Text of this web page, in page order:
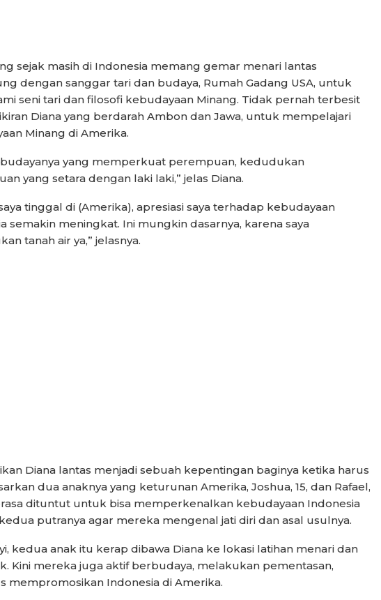
sejak masih di Indonesia memang gemar menari lantas
dengan sanggar tari dan budaya, Rumah Gadang USA, untuk
seni tari dan filosofi kebudayaan Minang. Tidak pernah terbesit
Diana yang berdarah Ambon dan Jawa, untuk mempelajari
Minang di Amerika.
budayanya yang memperkuat perempuan, kedudukan
yang setara dengan laki laki,” jelas Diana.
tinggal di (Amerika), apresiasi saya terhadap kebudayaan
semakin meningkat. Ini mungkin dasarnya, karena saya
tanah air ya,” jelasnya.
Diana lantas menjadi sebuah kepentingan baginya ketika harus
dua anaknya yang keturunan Amerika, Joshua, 15, dan Rafael,
dituntut untuk bisa memperkenalkan kebudayaan Indonesia
putranya agar mereka mengenal jati diri dan asal usulnya.
kedua anak itu kerap dibawa Diana ke lokasi latihan menari dan
Kini mereka juga aktif berbudaya, melakukan pementasan,
mempromosikan Indonesia di Amerika.